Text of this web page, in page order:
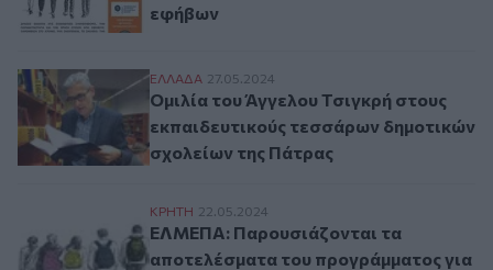
εφήβων
Ομιλία του Άγγελου Τσιγκρή στους
ΕΛΛAΔΑ 27.05.2024
Ομιλία του Άγγελου Τσιγκρή στους
εκπαιδευτικούς τεσσάρων δημοτικών
σχολείων της Πάτρας
ΕΛΜΕΠΑ: Παρουσιάζονται τα
ΚΡΗΤΗ 22.05.2024
ΕΛΜΕΠΑ: Παρουσιάζονται τα
αποτελέσματα του προγράμματος για